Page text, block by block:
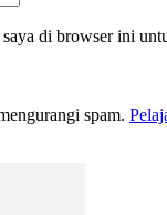
di browser ini
spam.